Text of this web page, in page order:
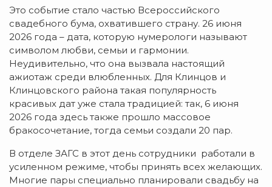
Это событие стало частью Всероссийского
свадебного бума, охватившего страну. 26 июня
2026 года – дата, которую нумерологи называют
символом любви, семьи и гармонии.
Неудивительно, что она вызвала настоящий
ажиотаж среди влюбленных. Для Клинцов и
Клинцовского района такая популярность
красивых дат уже стала традицией: так, 6 июня
2026 года здесь также прошло массовое
бракосочетание, тогда семьи создали 20 пар.
В отделе ЗАГС в этот день сотрудники работали в
усиленном режиме, чтобы принять всех желающих.
Многие пары специально планировали свадьбу на